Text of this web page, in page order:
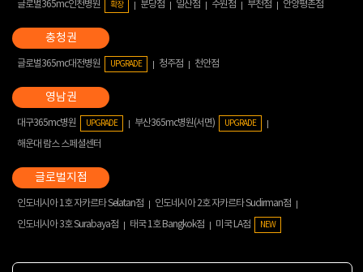
글로벌365mc인천병원 확장 분당점 일산점 수원점 부천점 안양평촌점
글로벌365mc대전병원 UPGRADE 청주점 천안점
대구365mc병원 UPGRADE 부산365mc병원(서면) UPGRADE
해운대 람스 스페셜센터
인도네시아 1호 자카르타 Selatan점
인도네시아 2호 자카르타 Sudirman점
인도네시아 3호 Surabaya점
태국 1호 Bangkok점 미국 LA점 NEW